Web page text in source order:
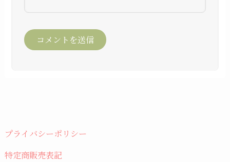
プライバシーポリシー
特定商販売表記